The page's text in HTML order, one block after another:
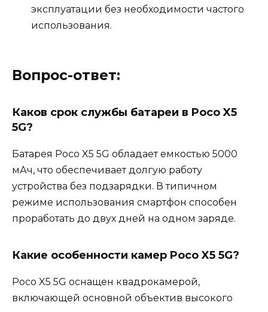
эксплуатации без необходимости частого
использования.
Вопрос-ответ:
Каков срок службы батареи в Poco X5
5G?
Батарея Poco X5 5G обладает емкостью 5000
мАч, что обеспечивает долгую работу
устройства без подзарядки. В типичном
режиме использования смартфон способен
проработать до двух дней на одном заряде.
Какие особенности камер Poco X5 5G?
Poco X5 5G оснащен квадрокамерой,
включающей основной объектив высокого